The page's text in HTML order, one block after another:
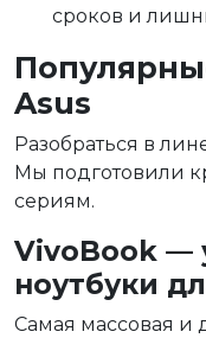
сроков и
Asus
Разобраться в
Мы подготовили
сериям.
VivoBook —
ноутбуки
Самая массовая и